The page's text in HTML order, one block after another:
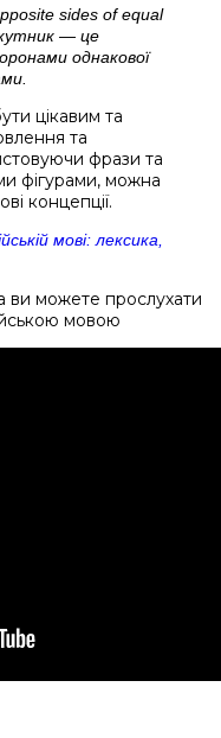
sides of equal
— це
однакової
цікавим та
та
фрази та
фігурами, можна
концепції.
мові: лексика,
ви можете прослухати
мовою